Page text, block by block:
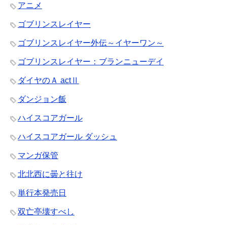
アニメ
ゴブリンスレイヤー
ゴブリンスレイヤー外伝～イヤーワン～
ゴブリンスレイヤー：ブランニューデイ
ダイヤのＡ actⅡ
ダンジョン飯
ハイスコアガール
ハイスコアガール ダッシュ
マンガ保管
北北西に曇と往け
単行本発売日
双亡亭壊すべし